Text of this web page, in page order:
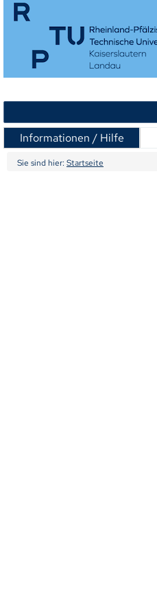
Informationen / Hilfe
Sie sind hier: Startseite